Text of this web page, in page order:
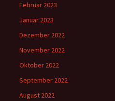
Februar 2023
Januar 2023
Dezember 2022
November 2022
Oktober 2022
September 2022
August 2022